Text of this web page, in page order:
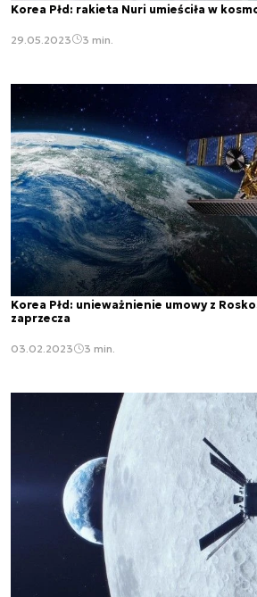
Korea Płd: rakieta Nuri umieściła w
29.05.2023 3 min.
Korea Płd: unieważnienie umowy z
zaprzecza
03.02.2023 3 min.